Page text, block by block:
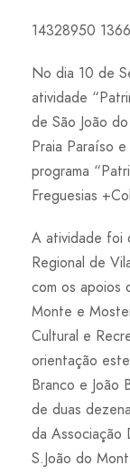
14328950
No dia 10 de
atividade
de São João
Praia Paraíso
programa
Freguesias
A atividade foi
Regional de
com os apoios
Monte e
Cultural e
orientação
Branco e João
de duas
da Associação
S.João do